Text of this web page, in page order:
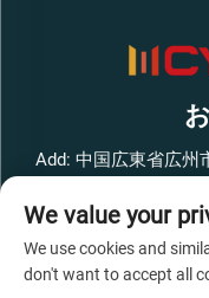
Add: 中国広東省広州
電話番号： +86-
メールアドレス：
We value your
We use cookies and
don't want to accept all